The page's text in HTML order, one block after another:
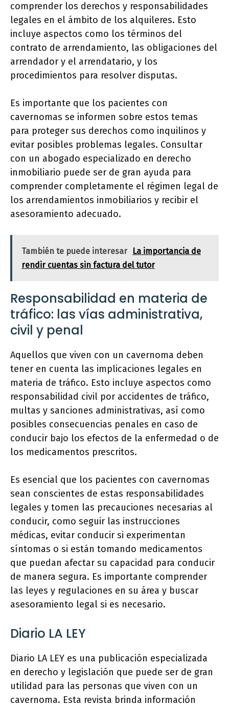
comprender los derechos y responsabilidades
legales en el ámbito de los alquileres. Esto
incluye aspectos como los términos del
contrato de arrendamiento, las obligaciones del
arrendador y el arrendatario, y los
procedimientos para resolver disputas.
Es importante que los pacientes con
cavernomas se informen sobre estos temas
para proteger sus derechos como inquilinos y
evitar posibles problemas legales. Consultar
con un abogado especializado en derecho
inmobiliario puede ser de gran ayuda para
comprender completamente el régimen legal de
los arrendamientos inmobiliarios y recibir el
asesoramiento adecuado.
También te puede interesar
La importancia de
rendir cuentas sin factura del tutor
Responsabilidad en materia de
tráfico: las vías administrativa,
civil y penal
Aquellos que viven con un cavernoma deben
tener en cuenta las implicaciones legales en
materia de tráfico. Esto incluye aspectos como
responsabilidad civil por accidentes de tráfico,
multas y sanciones administrativas, así como
posibles consecuencias penales en caso de
conducir bajo los efectos de la enfermedad o de
los medicamentos prescritos.
Es esencial que los pacientes con cavernomas
sean conscientes de estas responsabilidades
legales y tomen las precauciones necesarias al
conducir, como seguir las instrucciones
médicas, evitar conducir si experimentan
síntomas o si están tomando medicamentos
que puedan afectar su capacidad para conducir
de manera segura. Es importante comprender
las leyes y regulaciones en su área y buscar
asesoramiento legal si es necesario.
Diario LA LEY
Diario LA LEY es una publicación especializada
en derecho y legislación que puede ser de gran
utilidad para las personas que viven con un
cavernoma. Esta revista brinda información